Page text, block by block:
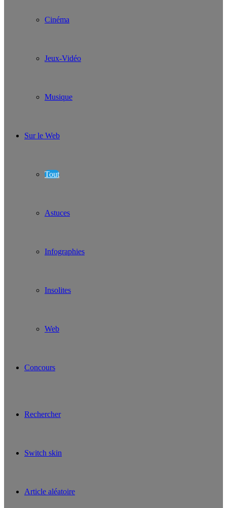
Cinéma
Jeux-Vidéo
Musique
Sur le Web
Tout
Astuces
Infographies
Insolites
Web
Concours
Rechercher
Switch skin
Article aléatoire